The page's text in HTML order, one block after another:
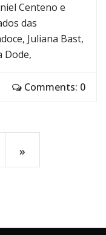
Centeno e
das
Juliana Bast,
Dode,
Comments: 0
»